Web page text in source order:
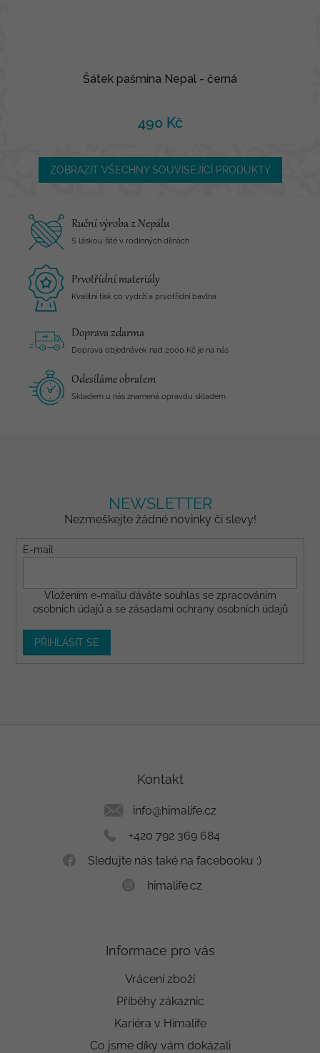
Šátek pašmína Nepal - černá
490 Kč
ZOBRAZIT VŠECHNY SOUVISEJÍCÍ PRODUKTY
Ruční výroba z Nepálu
S láskou šité v rodinných dílnách
Prvotřídní materiály
Kvalitní tisk co vydrží a prvotřídní bavlna
Doprava zdarma
Doprava objednávek nad 2000 Kč je na nás
Odesíláme obratem
Skladem u nás znamená opravdu skladem
NEWSLETTER
Nezmeškejte žádné novinky či slevy!
E-mail
Vložením e-mailu dáváte souhlas se zpracováním
osobních údajů a se zásadami ochrany osobních údajů
PŘIHLÁSIT SE
Kontakt
info@himalife.cz
+420 792 369 684
Sledujte nás také na facebooku :)
himalife.cz
Informace pro vás
Vrácení zboží
Příběhy zákaznic
Kariéra v Himalife
Co jsme díky vám dokázali